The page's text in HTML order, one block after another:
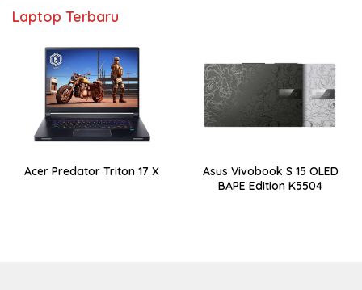
Laptop Terbaru
Acer Predator Triton 17 X
Asus Vivobook S 15 OLED
BAPE Edition K5504